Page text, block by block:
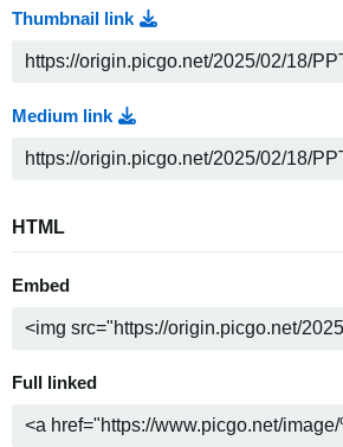
Thumbnail link
Medium link
HTML
Embed
Full linked